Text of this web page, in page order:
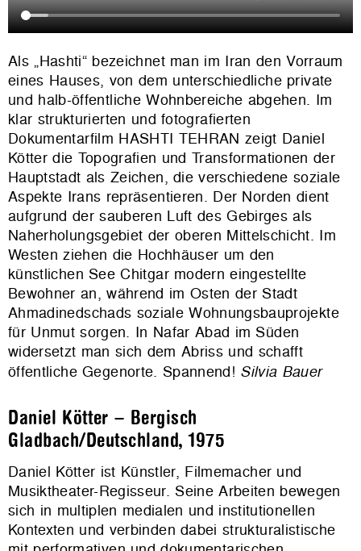
Als „Hashti“ bezeichnet man im Iran den Vorraum
eines Hauses, von dem unterschiedliche private
und halb-öffentliche Wohnbereiche abgehen. Im
klar strukturierten und fotografierten
Dokumentarfilm HASHTI TEHRAN zeigt Daniel
Kötter die Topografien und Transformationen der
Hauptstadt als Zeichen, die verschiedene soziale
Aspekte Irans repräsentieren. Der Norden dient
aufgrund der sauberen Luft des Gebirges als
Naherholungsgebiet der oberen Mittelschicht. Im
Westen ziehen die Hochhäuser um den
künstlichen See Chitgar modern eingestellte
Bewohner an, während im Osten der Stadt
Ahmadinedschads soziale Wohnungsbauprojekte
für Unmut sorgen. In Nafar Abad im Süden
widersetzt man sich dem Abriss und schafft
öffentliche Gegenorte. Spannend! Silvia Bauer
Daniel Kötter – Bergisch
Gladbach/Deutschland, 1975
Daniel Kötter ist Künstler, Filmemacher und
Musiktheater-Regisseur. Seine Arbeiten bewegen
sich in multiplen medialen und institutionellen
Kontexten und verbinden dabei strukturalistische